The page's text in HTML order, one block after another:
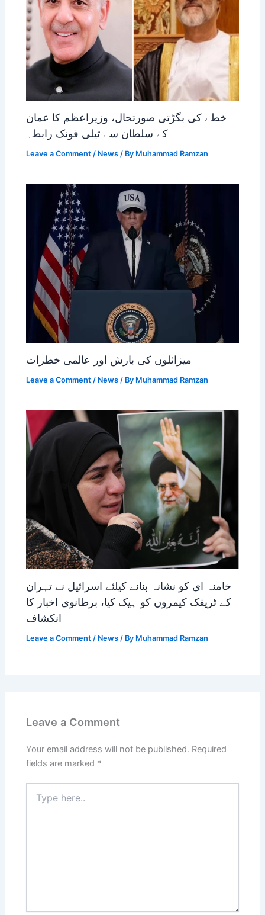
خطے کی بگڑتی صورتحال، وزیراعظم کا عمان
کے سلطان سے ٹیلی فونک رابطہ
Leave a Comment / News / By Muhammad Ramzan
میزائلوں کی بارش اور عالمی خطرات
Leave a Comment / News / By Muhammad Ramzan
خامنہ ای کو نشانہ بنانے کیلئے اسرائیل نے تہران
کے ٹریفک کیمروں کو ہیک کیا، برطانوی اخبار کا
انکشاف
Leave a Comment / News / By Muhammad Ramzan
Leave a Comment
Your email address will not be published. Required
fields are marked *
here..